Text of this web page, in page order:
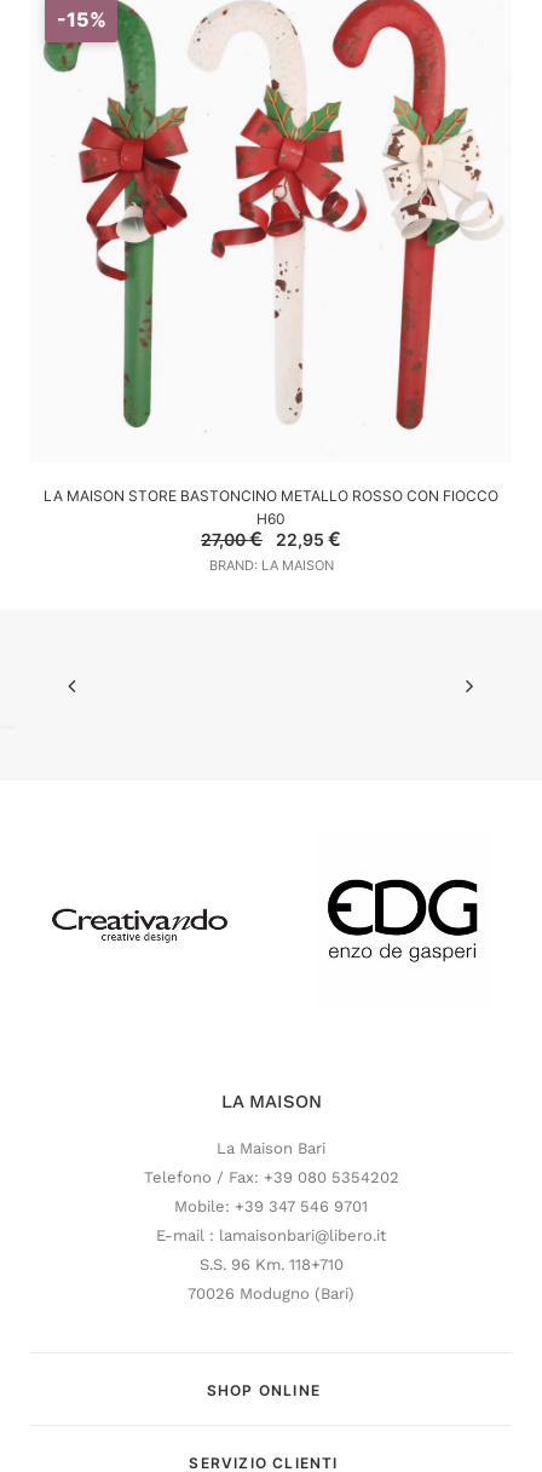
-15%
AGGIUNGI AL CARRELLO
LA MAISON STORE BASTONCINO METALLO ROSSO CON FIOCCO
H60
27,00€
Il
prezzo
originale
22,95 €Il
BRAND: LA MAISON
LA MAISON
La Maison Bari
Telefono / Fax: +39 080 5354202
Mobile: +39 347 546 9701
E-mail : lamaisonbari@libero.it
S.S. 96 Km. 118+710
70026 Modugno (Bari)
SHOP ONLINE
SERVIZIO CLIENTI